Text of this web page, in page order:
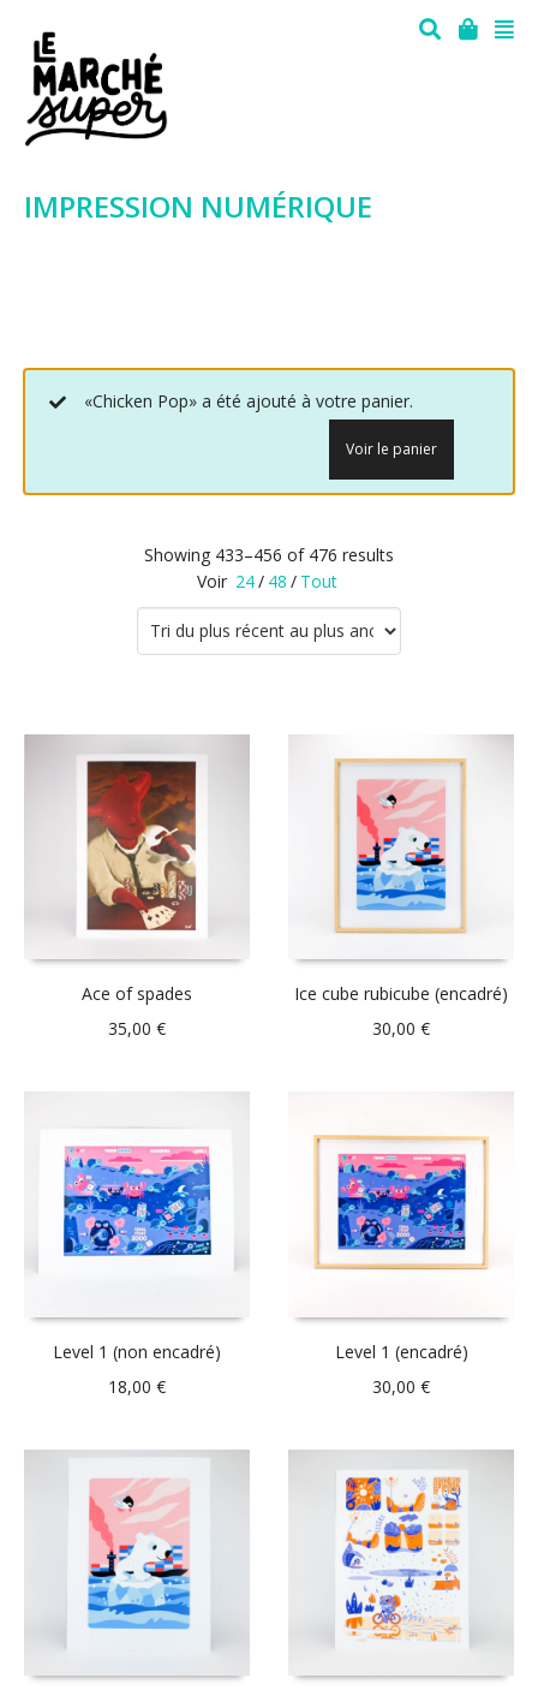
IMPRESSION NUMÉRIQUE
«Chicken Pop» a été ajouté à votre panier.
Voir le panier
Showing 433–456 of 476 results
Voir 24/ 48 / Tout
Ace of spades
35,00 €
Ice cube rubicube (encadré)
30,00€
Level 1 (non encadré)
18,00 €
Level 1 (encadré)
30,00€